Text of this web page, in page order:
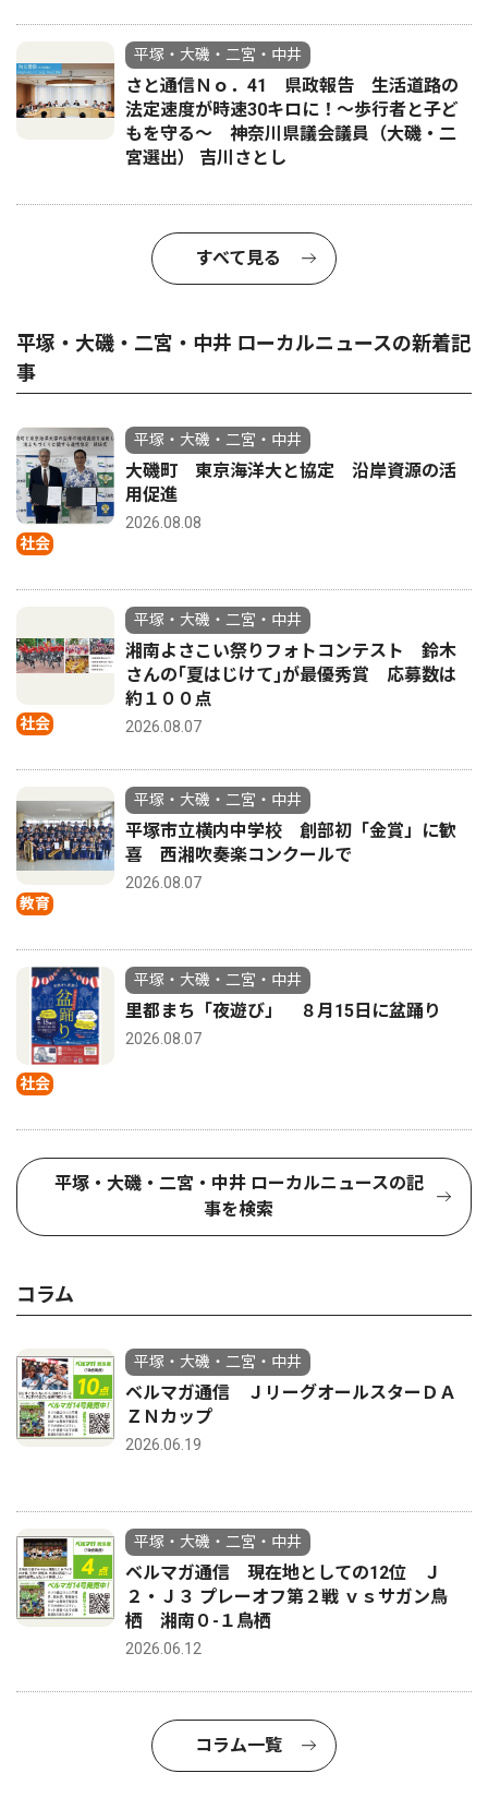
平塚・大磯・二宮・中井
さと通信Ｎｏ．41 県政報告 生活道路の
法定速度が時速30キロに！〜歩行者と子ど
もを守る〜 神奈川県議会議員（大磯・二
宮選出） 吉川さとし
すべて見る
平塚・大磯・二宮・中井 ローカルニュースの新着記
事
社会
平塚・大磯・二宮・中井
大磯町 東京海洋大と協定 沿岸資源の活
用促進
2026.08.08
社会
平塚・大磯・二宮・中井
湘南よさこい祭りフォトコンテスト 鈴木
さんの｢夏はじけて｣が最優秀賞 応募数は
約１００点
2026.08.07
教育
平塚・大磯・二宮・中井
平塚市立横内中学校 創部初「金賞」に歓
喜 西湘吹奏楽コンクールで
2026.08.07
社会
平塚・大磯・二宮・中井
里都まち「夜遊び」 ８月15日に盆踊り
2026.08.07
平塚・大磯・二宮・中井 ローカルニュースの記
事を検索
コラム
平塚・大磯・二宮・中井
ベルマガ通信 ＪリーグオールスターＤＡ
ＺＮカップ
2026.06.19
平塚・大磯・二宮・中井
ベルマガ通信 現在地としての12位 Ｊ
２・Ｊ３ プレーオフ第２戦 ｖｓサガン鳥
栖 湘南０-１鳥栖
2026.06.12
コラム一覧